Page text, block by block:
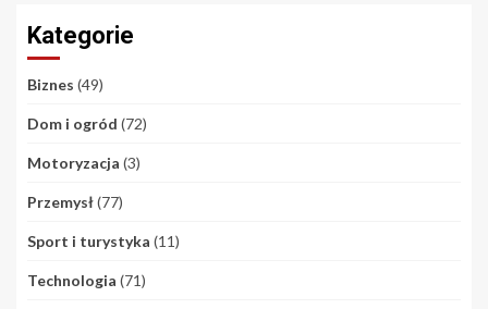
Kategorie
Biznes (49)
Dom i ogród (72)
Motoryzacja (3)
Przemysł(77)
Sport i turystyka (11)
Technologia (71)